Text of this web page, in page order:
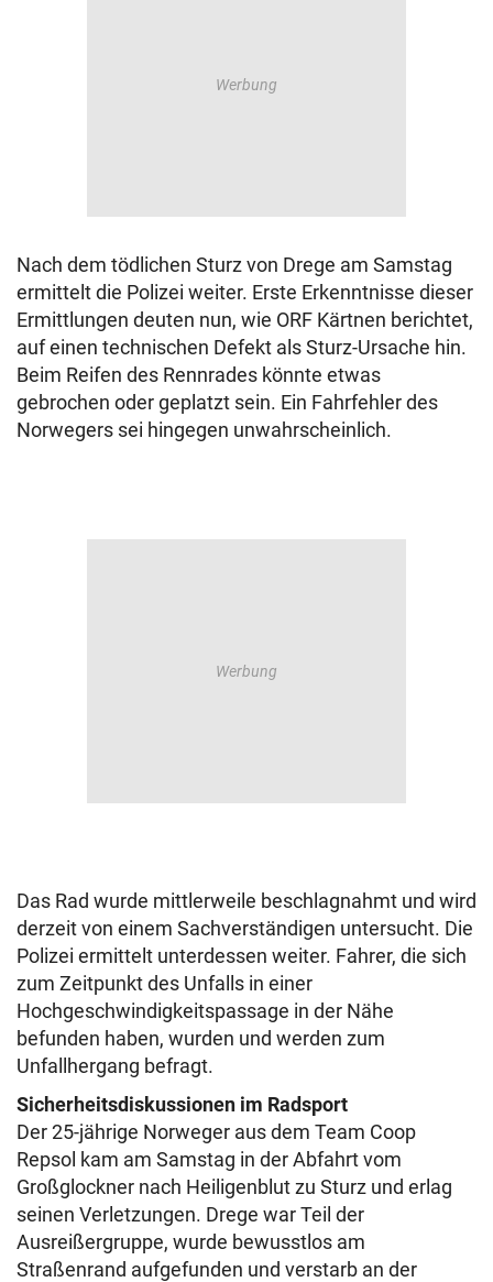
Nach dem tödlichen Sturz von Drege am Samstag
ermittelt die Polizei weiter. Erste Erkenntnisse dieser
Ermittlungen deuten nun, wie ORF Kärtnen berichtet,
auf einen technischen Defekt als Sturz-Ursache hin.
Beim Reifen des Rennrades könnte etwas
gebrochen oder geplatzt sein. Ein Fahrfehler des
Norwegers sei hingegen unwahrscheinlich.
Das Rad wurde mittlerweile beschlagnahmt und wird
derzeit von einem Sachverständigen untersucht. Die
Polizei ermittelt unterdessen weiter. Fahrer, die sich
zum Zeitpunkt des Unfalls in einer
Hochgeschwindigkeitspassage in der Nähe
befunden haben, wurden und werden zum
Unfallhergang befragt.
Sicherheitsdiskussionen im Radsport
Der 25-jährige Norweger aus dem Team Coop
Repsol kam am Samstag in der Abfahrt vom
Großglockner nach Heiligenblut zu Sturz und erlag
seinen Verletzungen. Drege war Teil der
Ausreißergruppe, wurde bewusstlos am
Straßenrand aufgefunden und verstarb an der